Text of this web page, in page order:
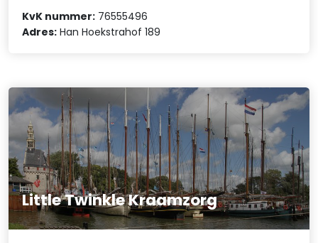
KvK nummer: 76555496
Adres: Han Hoekstrahof 189
Little Twinkle Kraamzorg